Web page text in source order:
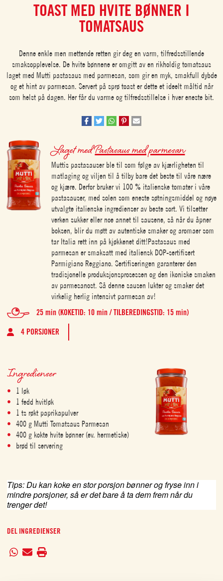
TOAST MED HVITE BØNNER I
TOMATSAUS
Denne enkle men mettende retten gir deg en varm, tilfredsstillende
smaksopplevelse. De hvite bønnene er omgitt av en rikholdig tomatsaus
laget med Mutti pastasaus med parmesan, som gir en myk, smakfull dybde
og et hint av parmesan. Servert på sprø toast er dette et ideelt måltid når
som helst på dagen. Her får du varme og tilfredsstillelse i hver eneste bit.
Laget medPastasaus med parmesan
Muttis pastasauser ble til som følge av kjærligheten til
matlaging og viljen til å tilby bare det beste til våre nære
og kjære. Derfor bruker vi 100 % italienske tomater i våre
pastasauser, med solen som eneste søtningsmiddel og nøye
utvalgte italienske ingredienser av beste sort. Vi tilsetter
verken sukker eller noe annet til sausene, så når du åpner
boksen, blir du møtt av autentiske smaker og aromaer som
tar Italia rett inn på kjøkkenet ditt!Pastasaus med
parmesan er smaksatt med italiensk DOP-sertifisert
Parmigiano Reggiano. Sertifiseringen garanterer den
tradisjonelle produksjonsprosessen og den ikoniske smaken
av parmesanost. Så denne sausen lukter og smaker det
virkelig herlig intensivt parmesan av!
25 min (KOKETID: 10 min / TILBEREDINGSTID: 15 min)
4 PORSJONER
Ingredienser
1 løk
1 fedd hvitløk
1 ts røkt paprikapulver
400 g Mutti Tomatsaus Parmesan
400 g kokte hvite bønner (ev. hermetiske)
brød til servering
Tips: Du kan koke en stor porsjon bønner og fryse inn i
mindre porsjoner, så er det bare å ta dem frem når du
trenger det!
DEL INGREDIENSER